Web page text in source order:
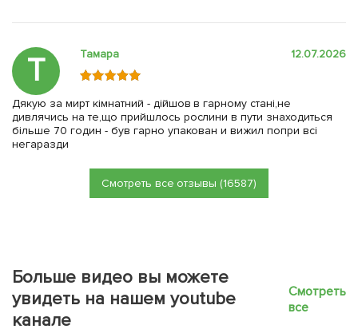
Т Тамара 12.07.2026
Дякую за мирт кімнатний - дійшов в гарному стані,не
дивлячись на те,що прийшлось рослини в пути знаходиться
більше 70 годин - був гарно упакован и вижил попри всі
негаразди
Смотреть все отзывы (16587)
Больше видео вы можете
увидеть на нашем youtube
канале
Смотреть
все